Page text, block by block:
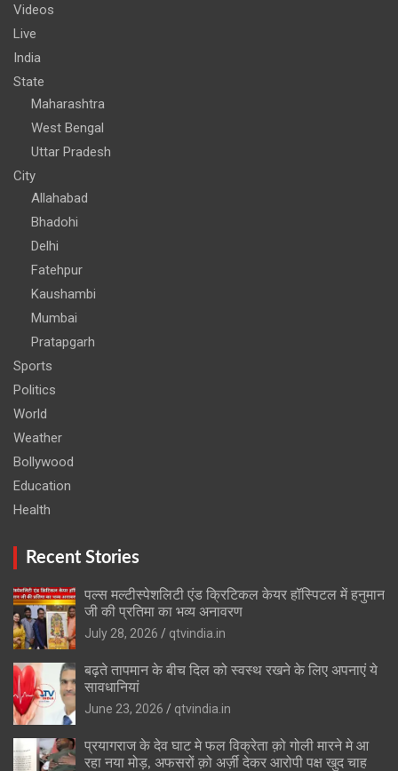
Videos
Live
India
State
Maharashtra
West Bengal
Uttar Pradesh
City
Allahabad
Bhadohi
Delhi
Fatehpur
Kaushambi
Mumbai
Pratapgarh
Sports
Politics
World
Weather
Bollywood
Education
Health
Recent Stories
पल्स मल्टीस्पेशलिटी एंड क्रिटिकल केयर हॉस्पिटल में हनुमान
जी की प्रतिमा का भव्य अनावरण
July 28, 2026
qtvindia.in
बढ़ते तापमान के बीच दिल को स्वस्थ रखने के लिए अपनाएं ये
सावधानियां
June 23, 2026
qtvindia.in
प्रयागराज के देव घाट मे फल विक्रेता क़ो गोली मारने मे आ
रहा नया मोड़, अफसरों क़ो अर्ज़ी देकर आरोपी पक्ष खुद चाह